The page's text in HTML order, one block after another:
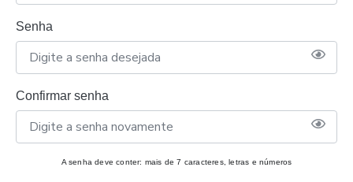
Senha
Confirmar senha
A senha deve conter: mais de 7 caracteres, letras e números